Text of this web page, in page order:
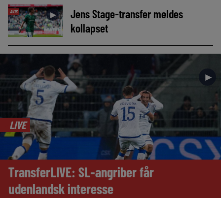
AVIS ►
Jens Stage-transfer meldes
kollapset
►
LIVE
TransferLIVE: SL-angriber får
udenlandsk interesse